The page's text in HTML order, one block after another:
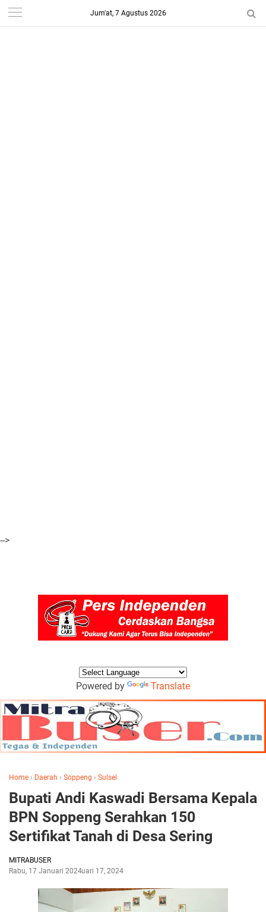
-->
Jum'at, 7 Agustus 2026
Powered by Translate
Home › Daerah › Soppeng › Sulsel
Bupati Andi Kaswadi Bersama Kepala
BPN Soppeng Serahkan 150
Sertifikat Tanah di Desa Sering
MITRABUSER
Rabu, 17 Januari 2024Januari 17, 2024